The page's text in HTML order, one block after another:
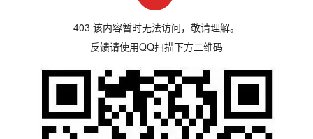
403 该内容暂时无法访问，敬请理解。
反馈请使用QQ扫描下方二维码